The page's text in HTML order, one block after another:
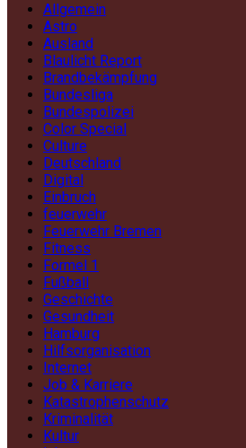
Allgemein
Astro
Ausland
Blaulicht Report
Brandbekämpfung
Bundesliga
Bundespolizei
Color Special
Culture
Deutschland
Digital
Einbruch
feuerwehr
Feuerwehr Bremen
Fitness
Formel 1
Fußball
Geschichte
Gesundheit
Hamburg
Hilfsorganisation
Internet
Job & Karriere
Katastrophenschutz
Kriminalität
Kultur